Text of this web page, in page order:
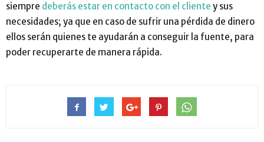
siempre deberás estar en contacto con el cliente y sus
necesidades; ya que en caso de sufrir una pérdida de dinero
ellos serán quienes te ayudarán a conseguir la fuente, para
poder recuperarte de manera rápida.